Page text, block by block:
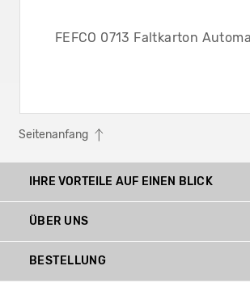
FEFCO 0713 Faltkarton
Seitenanfang
IHRE VORTEILE AUF EINEN BLICK
ÜBER UNS
BESTELLUNG